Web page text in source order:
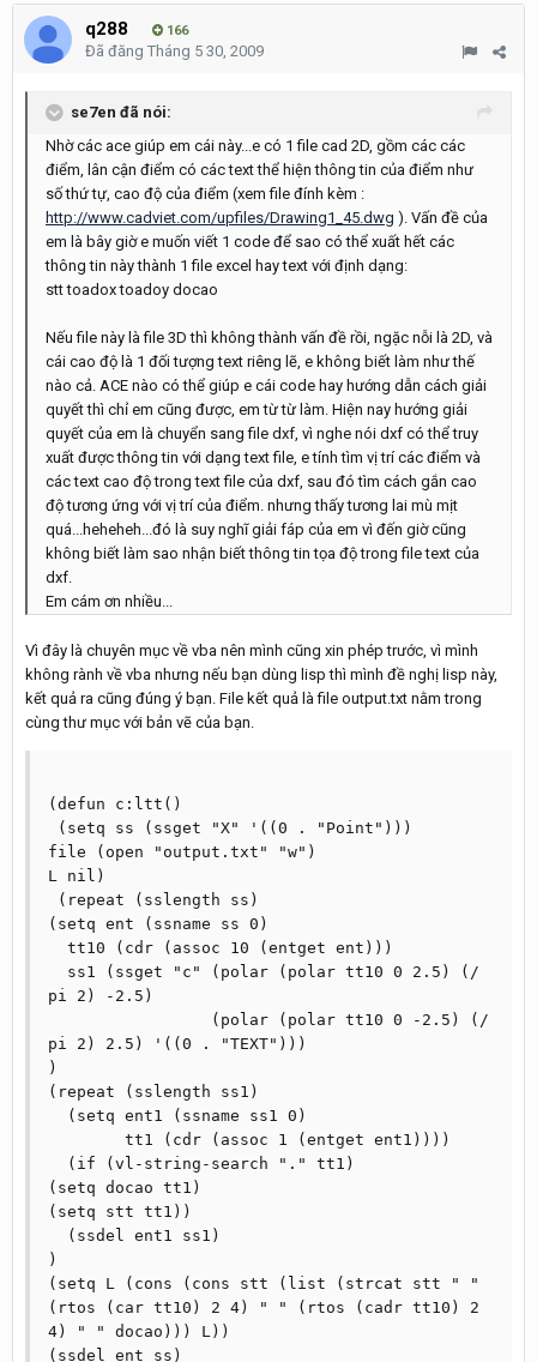
q288 166
Đã đăng Tháng 5 30, 2009
se7en đã nói:
Nhờ các ace giúp em cái này...e có 1 file cad 2D, gồm các các
điểm, lân cận điểm có các text thể hiện thông tin của điểm như
số thứ tự, cao độ của điểm (xem file đính kèm :
http://www.cadviet.com/upfiles/Drawing1_45.dwg ). Vấn đề của
em là bây giờ e muốn viết 1 code để sao có thể xuất hết các
thông tin này thành 1 file excel hay text với định dạng:
stt toadox toadoy docao
Nếu file này là file 3D thì không thành vấn đề rồi, ngặc nỗi là 2D, và
cái cao độ là 1 đối tượng text riêng lẽ, e không biết làm như thế
nào cả. ACE nào có thể giúp e cái code hay hướng dẫn cách giải
quyết thì chỉ em cũng được, em từ từ làm. Hiện nay hướng giải
quyết của em là chuyển sang file dxf, vì nghe nói dxf có thể truy
xuất được thông tin với dạng text file, e tính tìm vị trí các điểm và
các text cao độ trong text file của dxf, sau đó tìm cách gắn cao
độ tương ứng với vị trí của điểm. nhưng thấy tương lai mù mịt
quá...heheheh...đó là suy nghĩ giải fáp của em vì đến giờ cũng
không biết làm sao nhận biết thông tin tọa độ trong file text của
dxf.
Em cám ơn nhiều...
Vì đây là chuyên mục về vba nên mình cũng xin phép trước, vì mình
không rành về vba nhưng nếu bạn dùng lisp thì mình đề nghị lisp này,
kết quả ra cũng đúng ý bạn. File kết quả là file output.txt nằm trong
cùng thư mục với bản vẽ của bạn.
(defun c:ltt()
file (open "output.txt" "w")
L nil)
(setq ent (ssname ss 0)
pi 2) -2.5)
pi 2) 2.5) '((0 . "TEXT")))
)
(repeat (sslength ss1)
(setq docao tt1)
(setq stt tt1))
)
(setq L (cons (cons stt (list (strcat stt " "
(rtos (car tt10) 2 4) " " (rtos (cadr tt10) 2
4) " " docao))) L))
(ssdel ent ss)